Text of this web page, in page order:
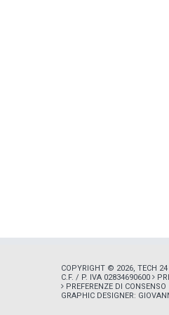
COPYRIGHT © 2026, TECH 24
C.F. / P. IVA 02834690600
PREFERENZE DI CONSENSO
GRAPHIC DESIGNER: